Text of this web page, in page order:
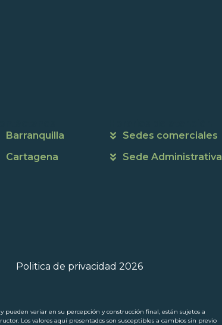
Barranquilla
Cartagena
Sedes comerciales
Sede Administrativa
Politica de privacidad 2026
pueden variar en su percepción y construcción final, están sujetos a
Los valores aquí presentados son susceptibles a cambios sin previo